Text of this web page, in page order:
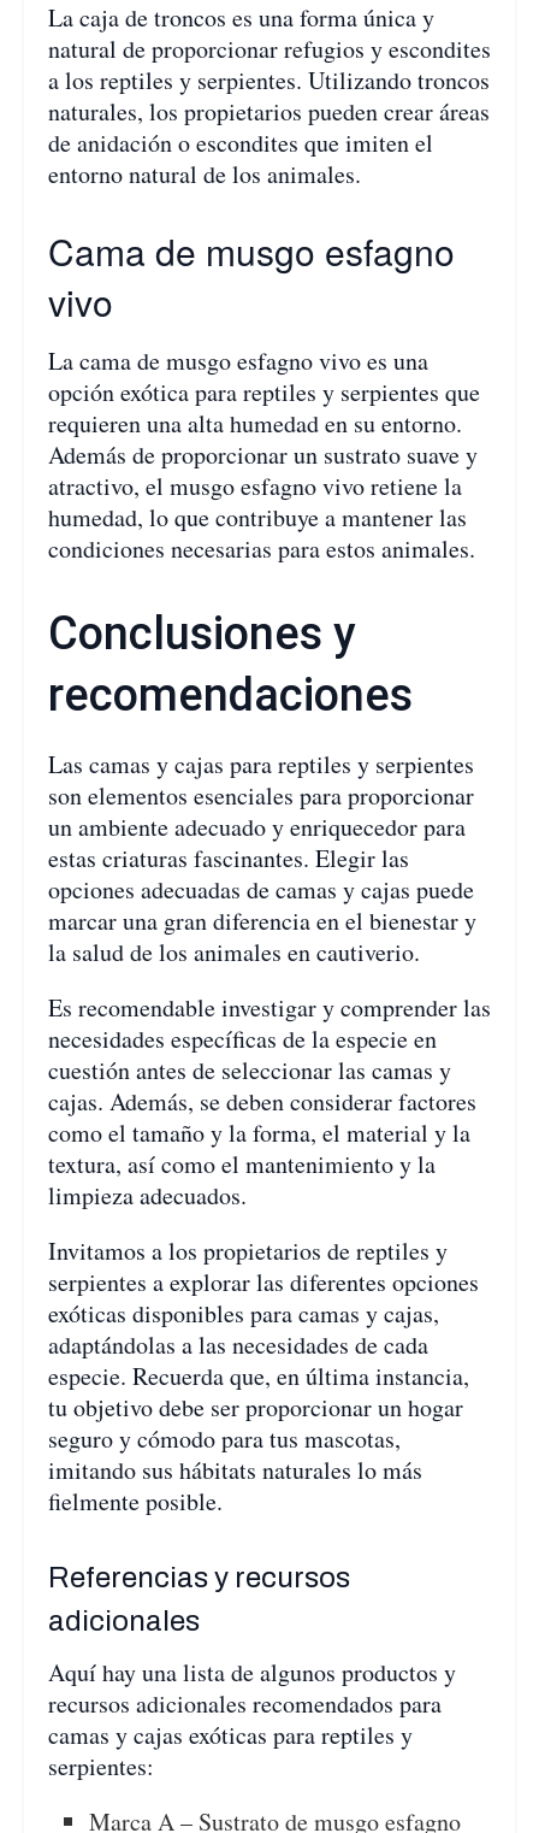
La caja de troncos es una forma única y
natural de proporcionar refugios y escondites
a los reptiles y serpientes. Utilizando troncos
naturales, los propietarios pueden crear áreas
de anidación o escondites que imiten el
entorno natural de los animales.
Cama de musgo esfagno
vivo
La cama de musgo esfagno vivo es una
opción exótica para reptiles y serpientes que
requieren una alta humedad en su entorno.
Además de proporcionar un sustrato suave y
atractivo, el musgo esfagno vivo retiene la
humedad, lo que contribuye a mantener las
condiciones necesarias para estos animales.
Conclusiones y
recomendaciones
Las camas y cajas para reptiles y serpientes
son elementos esenciales para proporcionar
un ambiente adecuado y enriquecedor para
estas criaturas fascinantes. Elegir las
opciones adecuadas de camas y cajas puede
marcar una gran diferencia en el bienestar y
la salud de los animales en cautiverio.
Es recomendable investigar y comprender las
necesidades específicas de la especie en
cuestión antes de seleccionar las camas y
cajas. Además, se deben considerar factores
como el tamaño y la forma, el material y la
textura, así como el mantenimiento y la
limpieza adecuados.
Invitamos a los propietarios de reptiles y
serpientes a explorar las diferentes opciones
exóticas disponibles para camas y cajas,
adaptándolas a las necesidades de cada
especie. Recuerda que, en última instancia,
tu objetivo debe ser proporcionar un hogar
seguro y cómodo para tus mascotas,
imitando sus hábitats naturales lo más
fielmente posible.
Referencias y recursos
adicionales
Aquí hay una lista de algunos productos y
recursos adicionales recomendados para
camas y cajas exóticas para reptiles y
serpientes:
Marca A – Sustrato de musgo esfagno